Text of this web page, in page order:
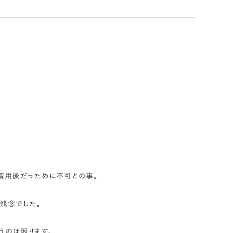
後だっために不可との事。
念でした。